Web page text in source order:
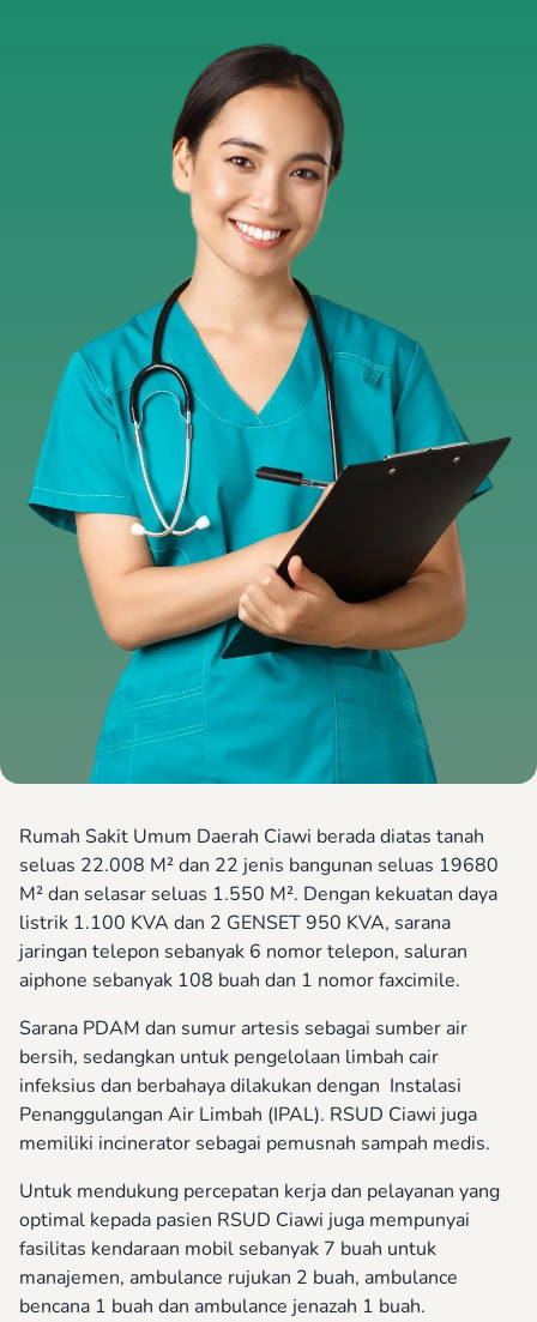
Rumah Sakit Umum Daerah Ciawi berada diatas tanah
seluas 22.008 M² dan 22 jenis bangunan seluas 19680
M² dan selasar seluas 1.550 M². Dengan kekuatan daya
listrik 1.100 KVA dan 2 GENSET 950 KVA, sarana
jaringan telepon sebanyak 6 nomor telepon, saluran
aiphone sebanyak 108 buah dan 1 nomor faxcimile.
Sarana PDAM dan sumur artesis sebagai sumber air
bersih, sedangkan untuk pengelolaan limbah cair
infeksius dan berbahaya dilakukan dengan Instalasi
Penanggulangan Air Limbah (IPAL). RSUD Ciawi juga
memiliki incinerator sebagai pemusnah sampah medis.
Untuk mendukung percepatan kerja dan pelayanan yang
optimal kepada pasien RSUD Ciawi juga mempunyai
fasilitas kendaraan mobil sebanyak 7 buah untuk
manajemen, ambulance rujukan 2 buah, ambulance
bencana 1 buah dan ambulance jenazah 1 buah.